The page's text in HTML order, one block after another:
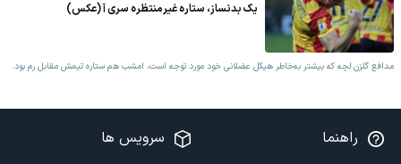
یک بدنساز، ستاره غیرمنتظره سری آ (عکس)
مدافع گلزن لچه که بیشتر به‌خاطر هیکل عضلانی خود مورد توجه است، امشب هم ستاره تیمش مقابل رم بود.
راهنما سرویس ها